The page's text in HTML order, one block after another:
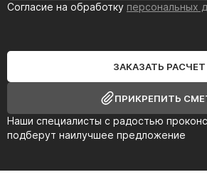
Наши специалисты с радостью
подберут наилучшее предложение
Согласие на обработку персональных
ЗАКАЗАТЬ РАСЧЕТ
ПРИКРЕПИТЬ